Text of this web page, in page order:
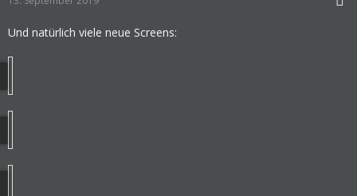
Und natürlich viele neue Screens: